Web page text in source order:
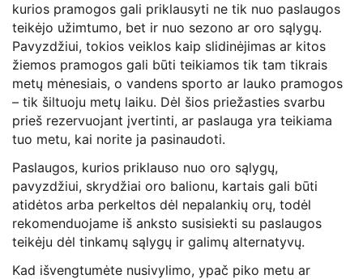
kurios pramogos gali priklausyti ne tik nuo paslaugos
teikėjo užimtumo, bet ir nuo sezono ar oro sąlygų.
Pavyzdžiui, tokios veiklos kaip slidinėjimas ar kitos
žiemos pramogos gali būti teikiamos tik tam tikrais
metų mėnesiais, o vandens sporto ar lauko pramogos
– tik šiltuoju metų laiku. Dėl šios priežasties svarbu
prieš rezervuojant įvertinti, ar paslauga yra teikiama
tuo metu, kai norite ja pasinaudoti.
Paslaugos, kurios priklauso nuo oro sąlygų,
pavyzdžiui, skrydžiai oro balionu, kartais gali būti
atidėtos arba perkeltos dėl nepalankių orų, todėl
rekomenduojame iš anksto susisiekti su paslaugos
teikėju dėl tinkamų sąlygų ir galimų alternatyvų.
Kad išvengtumėte nusivylimo, ypač piko metu ar